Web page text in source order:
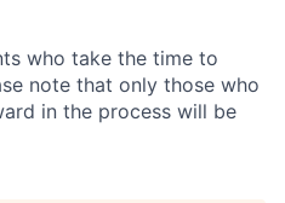
who take the time to
note that only those who
in the process will be